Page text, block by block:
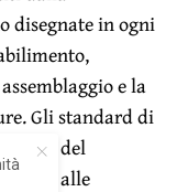
disegnate in ogni
e la
Gli standard di
del
alle